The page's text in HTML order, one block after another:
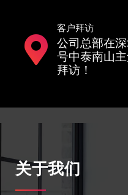
客户拜访
公司总部在
号中泰南山
拜访！
关于我们